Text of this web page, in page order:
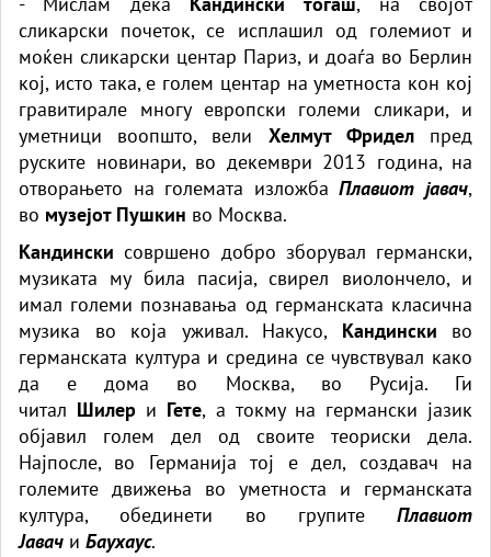
сликарски почеток, се исплашил од големиот и
моќен сликарски центар Париз, и доаѓа во Берлин
кој, исто така, е голем центар на уметноста кон кој
гравитирале многу европски големи сликари, и
уметници воопшто, вели Хелмут Фриделпред
руските новинари, во декември 2013 година, на
отворањето на големата изложбаПлавиот јавач,
во музејот Пушкин во Москва.
Кандински совршено добро зборувал германски,
музиката му била пасија, свирел виолончело, и
имал големи познавања од германската класична
музика во која уживал. Накусо, Кандински во
германската култура и средина се чувствувал како
да е дома во Москва, во Русија. Ги
читал Шилер и Гете, а токму на германски јазик
објавил голем дел од своите теориски дела.
Најпосле, во Германија тој е дел, создавач на
големите движења во уметноста и германската
култура, обединети во групите Плавиот
Јавач и Баухаус.